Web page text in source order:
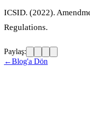
ICSID. (2022).
Regulations.
Paylaş:
←Blog'a Dön